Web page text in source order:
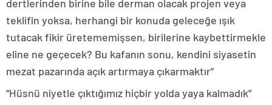
dertlerinden birine bile derman olacak projen veya
teklifin yoksa, herhangi bir konuda geleceğe ışık
tutacak fikir üretememişsen, birilerine kaybettirmekle
eline ne geçecek? Bu kafanın sonu, kendini siyasetin
mezat pazarında açık artırmaya çıkarmaktır”
“Hüsnü niyetle çıktığımız hiçbir yolda yaya kalmadık”